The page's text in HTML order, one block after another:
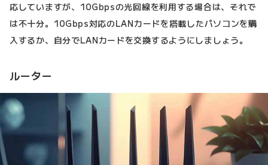
応していますが、10Gbpsの光回線を利用する場合は、それで
は不十分。10Gbps対応のLANカードを搭載したパソコンを購
入するか、自分でLANカードを交換するようにしましょう。
ルーター